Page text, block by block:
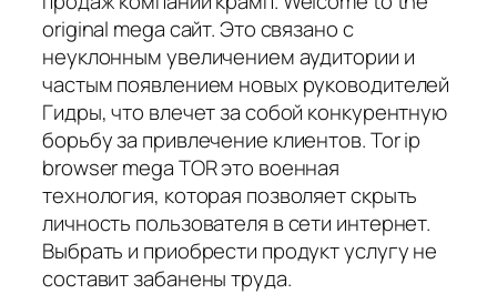
original mega сайт. Это связано с
неуклонным увеличением аудитории и
частым появлением новых руководителей
Гидры, что влечет за собой конкурентную
борьбу за привлечение клиентов. Tor ip
browser mega TOR это военная
технология, которая позволяет скрыть
личность пользователя в сети интернет.
Выбрать и приобрести продукт услугу не
составит забанены труда.